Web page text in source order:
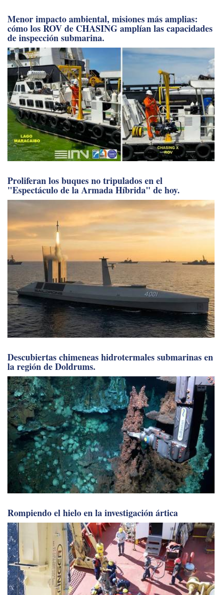
Menor impacto ambiental, misiones más amplias:
cómo los ROV de CHASING amplían las capacidades
de inspección submarina.
Proliferan los buques no tripulados en el
"Espectáculo de la Armada Híbrida" de hoy.
Descubiertas chimeneas hidrotermales submarinas en
la región de Doldrums.
Rompiendo el hielo en la investigación ártica